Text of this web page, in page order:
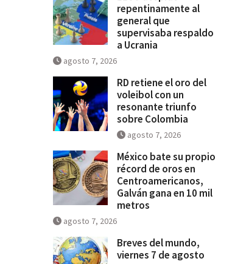
repentinamente al
general que
supervisaba respaldo
a Ucrania
agosto 7, 2026
RD retiene el oro del
voleibol con un
resonante triunfo
sobre Colombia
agosto 7, 2026
México bate su propio
récord de oros en
Centroamericanos,
Galván gana en 10 mil
metros
agosto 7, 2026
Breves del mundo,
viernes 7 de agosto